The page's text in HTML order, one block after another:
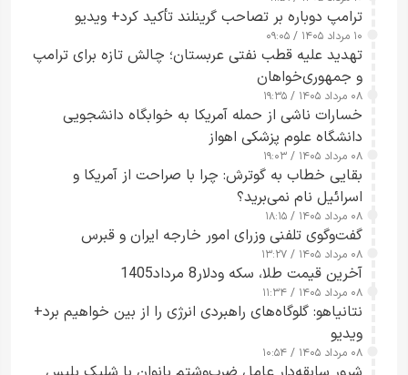
ترامپ دوباره بر تصاحب گرینلند تأکید کرد+ ویدیو
۱۰ مرداد ۱۴۰۵ / ۰۹:۰۵
تهدید علیه قطب نفتی عربستان؛ چالش تازه برای ترامپ
و جمهوری‌خواهان
۰۸ مرداد ۱۴۰۵ / ۱۹:۳۵
خسارات ناشی از حمله آمریکا به خوابگاه دانشجویی
دانشگاه علوم پزشکی اهواز
۰۸ مرداد ۱۴۰۵ / ۱۹:۰۳
بقایی خطاب به گوترش: چرا با صراحت از آمریکا و
اسرائیل نام نمی‌برید؟
۰۸ مرداد ۱۴۰۵ / ۱۸:۱۵
گفت‌وگوی تلفنی وزرای امور خارجه ایران و قبرس
۰۸ مرداد ۱۴۰۵ / ۱۳:۲۷
آخرین قیمت طلا، سکه ودلار8 مرداد1405
۰۸ مرداد ۱۴۰۵ / ۱۱:۳۴
نتانیاهو: گلوگاه‌های راهبردی انرژی را از بین خواهیم برد+
ویدیو
۰۸ مرداد ۱۴۰۵ / ۱۰:۵۴